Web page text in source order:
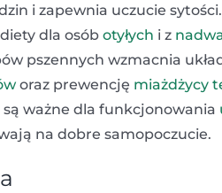
i zapewnia uczucie
dla osób otyłych i z
pszennych wzmacnia
oraz prewencję miażdżycy
ważne dla funkcjonowania
na dobre samopoczucie.